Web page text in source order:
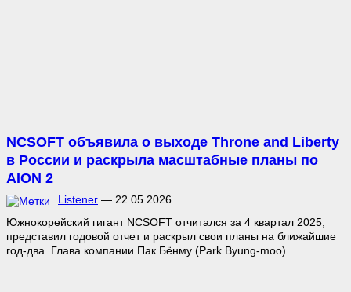
NCSOFT объявила о выходе Throne and Liberty
в России и раскрыла масштабные планы по
AION 2
Listener — 22.05.2026
Южнокорейский гигант NCSOFT отчитался за 4 квартал 2025,
представил годовой отчет и раскрыл свои планы на ближайшие
год-два. Глава компании Пак Бёнму (Park Byung-moo)…